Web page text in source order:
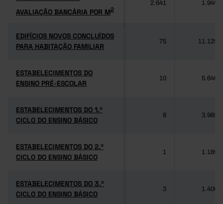
AVALIAÇÃO BANCÁRIA POR M2
AVALIAÇÃO BANCÁRIA POR M2
2.641 1.949
EDIFÍCIOS NOVOS CONCLUÍDOS
PARA HABITAÇÃO FAMILIAR
EDIFÍCIOS NOVOS CONCLUÍDOS
PARA HABITAÇÃO FAMILIAR
75 11.125
ESTABELECIMENTOS DO
ENSINO PRÉ-ESCOLAR
ESTABELECIMENTOS DO
ENSINO PRÉ-ESCOLAR
10 5.640
ESTABELECIMENTOS DO 1.º
CICLO DO ENSINO BÁSICO
ESTABELECIMENTOS DO 1.º
CICLO DO ENSINO BÁSICO
8 3.985
ESTABELECIMENTOS DO 2.º
CICLO DO ENSINO BÁSICO
ESTABELECIMENTOS DO 2.º
CICLO DO ENSINO BÁSICO
1 1.189
ESTABELECIMENTOS DO 3.º
CICLO DO ENSINO BÁSICO
ESTABELECIMENTOS DO 3.º
CICLO DO ENSINO BÁSICO
3 1.406